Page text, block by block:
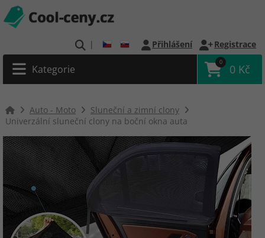
| Přihlášení Registrace
Kategorie
0
0 Kč
Auto - Moto
Sluneční a zimní clony
Univerzální sluneční clony na boční okna auta